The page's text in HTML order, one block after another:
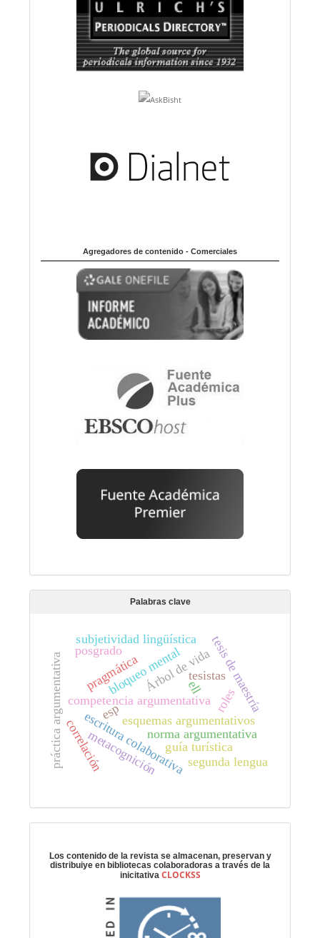
Agregadores de contenido - Comerciales
Palabras clave
competencia argumentativa
esquemas argumentativos
norma argumentativa
práctica argumentativa escritura colaborativa
metacognición
bloqueo mental tesis de maestría
tesistas
subjetividad lingüística
Árbol de vida
guía turística
pragmática
correlación segunda lengua
esp
ell roles
posgrado
Los contenido de la revista se almacenan, preservan y
distribuiye en bibliotecas colaboradoras a través de la
inicitativa CLOCKSS